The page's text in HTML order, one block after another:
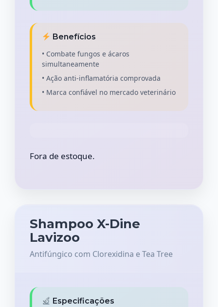
Benefícios
• Combate fungos e ácaros
simultaneamente
• Ação anti-inflamatória comprovada
• Marca confiável no mercado veterinário
Fora de estoque.
Shampoo X-Dine
Lavizoo
Antifúngico com Clorexidina e Tea Tree
Especificações